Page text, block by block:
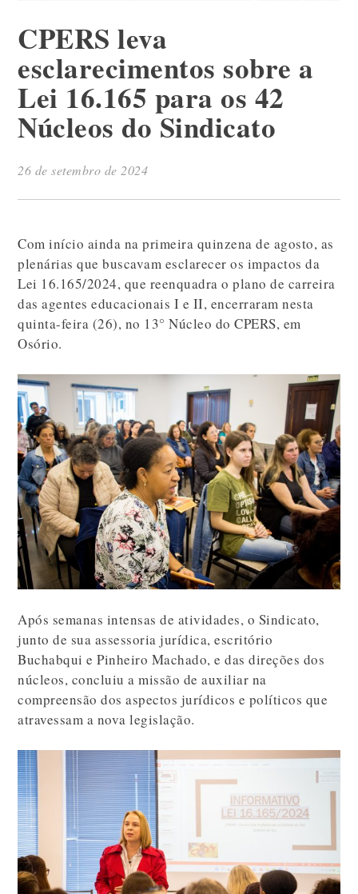
CPERS leva
esclarecimentos sobre a
Lei 16.165 para os 42
Núcleos do Sindicato
26 de setembro de 2024
Com início ainda na primeira quinzena de agosto, as
plenárias que buscavam esclarecer os impactos da
Lei 16.165/2024, que reenquadra o plano de carreira
das agentes educacionais I e II, encerraram nesta
quinta-feira (26), no 13° Núcleo do CPERS, em
Osório.
Após semanas intensas de atividades, o Sindicato,
junto de sua assessoria jurídica, escritório
Buchabqui e Pinheiro Machado, e das direções dos
núcleos, concluiu a missão de auxiliar na
compreensão dos aspectos jurídicos e políticos que
atravessam a nova legislação.